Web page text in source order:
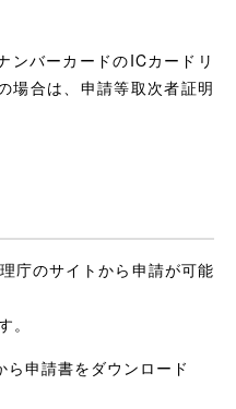
ンバーカードのICカードリ
場合は、申請等取次者証明
庁のサイトから申請が可能
。
申請書をダウンロード